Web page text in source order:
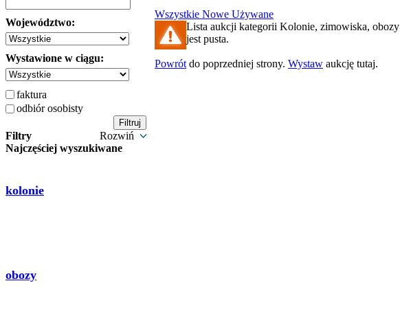
Województwo:
Wystawione w ciągu:
faktura
odbiór osobisty
Filtry
Rozwiń
Najczęściej wyszukiwane
kolonie
obozy
Wszystkie Nowe Używane
Lista aukcji kategorii Kolonie, zimowiska, obozy
jest pusta.
Powrót do poprzedniej strony. Wystaw aukcję tutaj.